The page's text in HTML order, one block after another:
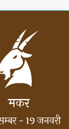
मकर
- 19 जनवरी